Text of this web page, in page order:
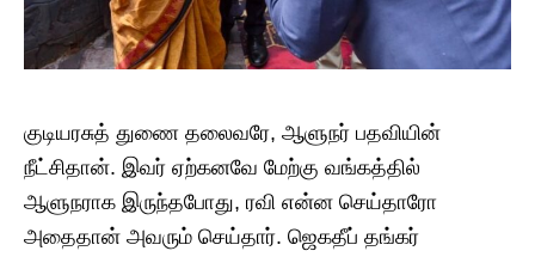
குடியரசுத் துணை தலைவரே, ஆளுநர் பதவியின்
நீட்சிதான். இவர் ஏற்கனவே மேற்கு வங்கத்தில்
ஆளுநராக இருந்தபோது, ரவி என்ன செய்தாரோ
அதைதான் அவரும் செய்தார். ஜெகதீப் தங்கர்